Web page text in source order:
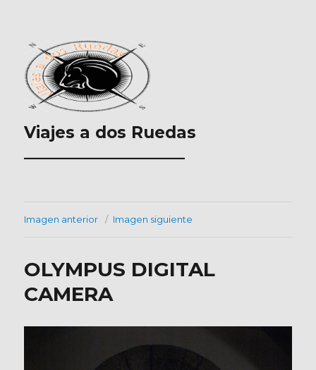
Viajes a dos Ruedas
___________________
Imagen anterior Imagen siguiente
OLYMPUS DIGITAL
CAMERA